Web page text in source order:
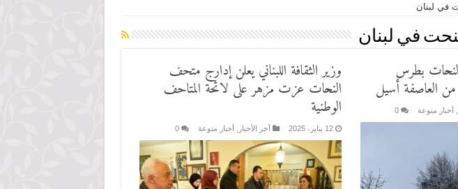
في لبنان
في لبنان
بطرس
العاصفة أسيل
أخبار منوعة 0
وزير الثقافة اللبناني يعلن إدارج متحف
النحات عزت مزهر على لائحة المتاحف
الوطنية
12 يناير، 2025 آخر الأخبار أخبار منوعة 0